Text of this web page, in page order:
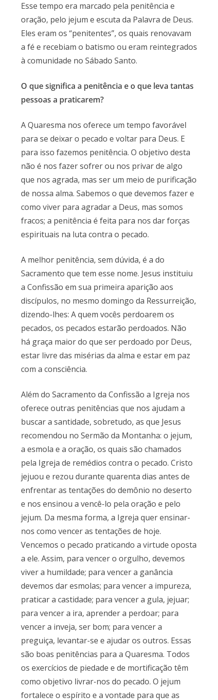
Esse tempo era marcado pela penitência e
oração, pelo jejum e escuta da Palavra de Deus.
Eles eram os “penitentes”, os quais renovavam
a fé e recebiam o batismo ou eram reintegrados
à comunidade no Sábado Santo.
O que significa a penitência e o que leva tantas
pessoas a praticarem?
A Quaresma nos oferece um tempo favorável
para se deixar o pecado e voltar para Deus. E
para isso fazemos penitência. O objetivo desta
não é nos fazer sofrer ou nos privar de algo
que nos agrada, mas ser um meio de purificação
de nossa alma. Sabemos o que devemos fazer e
como viver para agradar a Deus, mas somos
fracos; a penitência é feita para nos dar forças
espirituais na luta contra o pecado.
A melhor penitência, sem dúvida, é a do
Sacramento que tem esse nome. Jesus instituiu
a Confissão em sua primeira aparição aos
discípulos, no mesmo domingo da Ressurreição,
dizendo-lhes: A quem vocês perdoarem os
pecados, os pecados estarão perdoados. Não
há graça maior do que ser perdoado por Deus,
estar livre das misérias da alma e estar em paz
com a consciência.
Além do Sacramento da Confissão a Igreja nos
oferece outras penitências que nos ajudam a
buscar a santidade, sobretudo, as que Jesus
recomendou no Sermão da Montanha: o jejum,
a esmola e a oração, os quais são chamados
pela Igreja de remédios contra o pecado. Cristo
jejuou e rezou durante quarenta dias antes de
enfrentar as tentações do demônio no deserto
e nos ensinou a vencê-lo pela oração e pelo
jejum. Da mesma forma, a Igreja quer ensinar-
nos como vencer as tentações de hoje.
Vencemos o pecado praticando a virtude oposta
a ele. Assim, para vencer o orgulho, devemos
viver a humildade; para vencer a ganância
devemos dar esmolas; para vencer a impureza,
praticar a castidade; para vencer a gula, jejuar;
para vencer a ira, aprender a perdoar; para
vencer a inveja, ser bom; para vencer a
preguiça, levantar-se e ajudar os outros. Essas
são boas penitências para a Quaresma. Todos
os exercícios de piedade e de mortificação têm
como objetivo livrar-nos do pecado. O jejum
fortalece o espírito e a vontade para que as